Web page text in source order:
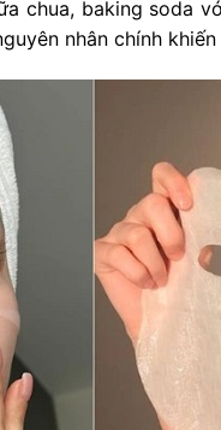
chua, baking soda
nhân chính